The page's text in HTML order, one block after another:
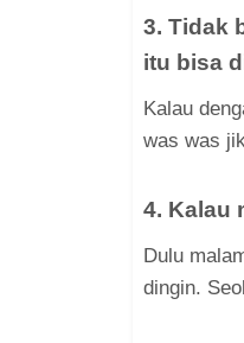
3. Tidak
itu bisa
Kalau
was was
4. Kalau
Dulu
dingin.